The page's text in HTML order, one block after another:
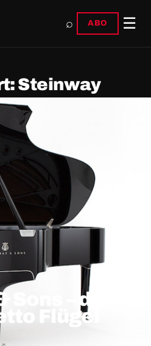
⌕ ABO ☰
Steinway
– der
Flügel